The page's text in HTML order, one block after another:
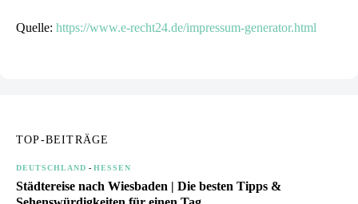
Quelle: https://www.e-recht24.de/impressum-generator.html
TOP-BEITRÄGE
DEUTSCHLAND - HESSEN
Städtereise nach Wiesbaden | Die besten Tipps &